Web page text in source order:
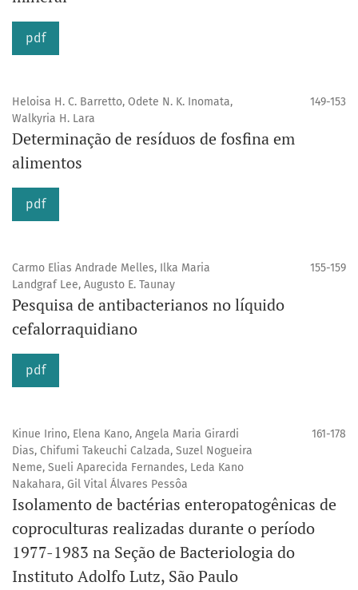
pdf
Heloisa H. C. Barretto, Odete N. K. Inomata,
Walkyria H. Lara
149-153
Determinação de resíduos de fosfina em
alimentos
pdf
Carmo Elias Andrade Melles, Ilka Maria
Landgraf Lee, Augusto E. Taunay
155-159
Pesquisa de antibacterianos no líquido
cefalorraquidiano
pdf
Kinue Irino, Elena Kano, Angela Maria Girardi
Dias, Chifumi Takeuchi Calzada, Suzel Nogueira
Neme, Sueli Aparecida Fernandes, Leda Kano
Nakahara, Gil Vital Álvares Pessôa
161-178
Isolamento de bactérias enteropatogênicas de
coproculturas realizadas durante o período
1977-1983 na Seção de Bacteriologia do
Instituto Adolfo Lutz, São Paulo